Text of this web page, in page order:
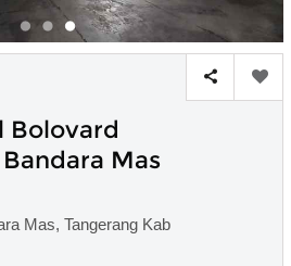
Bolovard
Mas
Mas, Tangerang Kab